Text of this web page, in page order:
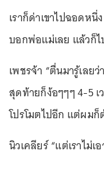
เราก็ด่าเขาไปฉอดห
บอกพ่อแม่เลย แล้วก็
เพชรจ้า “ตื่นมารู้เลย
สุดท้ายก็ง้อๆๆๆ 4-5
โปรโมตไปอีก แต่ผมก็
นิวเคลียร์ “แต่เราไม่